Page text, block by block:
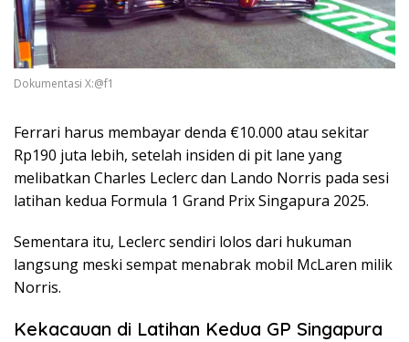
Dokumentasi X:@f1
Ferrari harus membayar denda €10.000 atau sekitar
Rp190 juta lebih, setelah insiden di pit lane yang
melibatkan Charles Leclerc dan Lando Norris pada sesi
latihan kedua Formula 1 Grand Prix Singapura 2025.
Sementara itu, Leclerc sendiri lolos dari hukuman
langsung meski sempat menabrak mobil McLaren milik
Norris.
Kekacauan di Latihan Kedua GP Singapura